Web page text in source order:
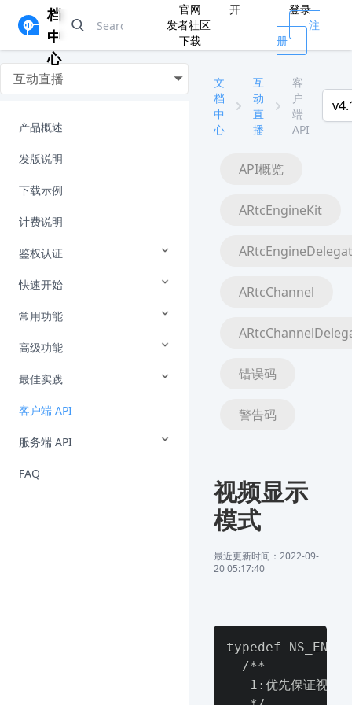
档
中
心
官网
开
发者社区
下载
登录
注
册
互动直播
产品概述
发版说明
下载示例
计费说明
鉴权认证
快速开始
常用功能
高级功能
最佳实践
客户端 API
服务端 API
FAQ
文
档
中
心
互
动
直
播
客
户
端
API
API概览
ARtcEngineKit
ARtcChannel
错误码
警告码
视频显示
模式
最近更新时间：2022-09-
20 05:17:40
typedef
  /**
1:优先保证视窗被